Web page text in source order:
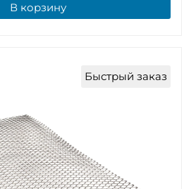
В корзину
Быстрый заказ